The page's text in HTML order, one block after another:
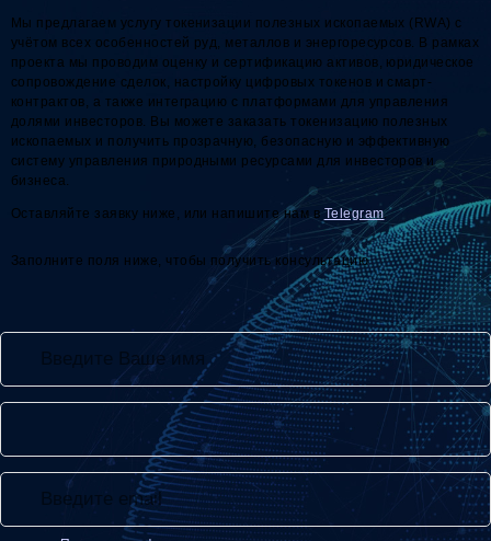
Мы предлагаем услугу токенизации полезных ископаемых (RWA) с
учётом всех особенностей руд, металлов и энергоресурсов. В рамках
проекта мы проводим оценку и сертификацию активов, юридическое
сопровождение сделок, настройку цифровых токенов и смарт-
контрактов, а также интеграцию с платформами для управления
долями инвесторов. Вы можете заказать токенизацию полезных
ископаемых и получить прозрачную, безопасную и эффективную
систему управления природными ресурсами для инвесторов и
бизнеса.
Оставляйте заявку ниже, или напишите нам в Telegram.
Заполните поля ниже, чтобы получить консультацию